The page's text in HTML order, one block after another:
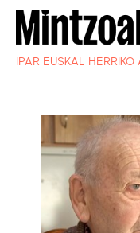
IPAR EUSKAL